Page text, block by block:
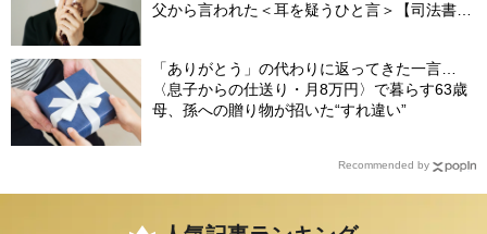
父から言われた＜耳を疑うひと言＞【司法書士
「ありがとう」の代わりに返ってきた一言…
〈息子からの仕送り・月8万円〉で暮らす63歳
母、孫への贈り物が招いた“すれ違い”
Recommended by